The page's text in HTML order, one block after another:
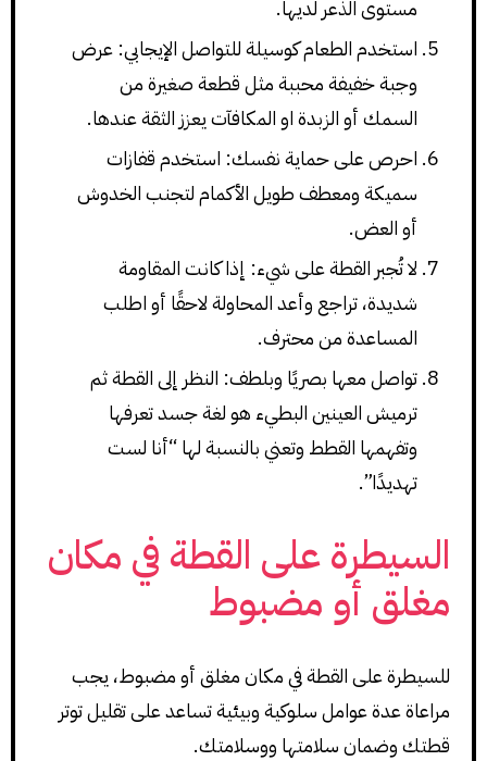
مستوى الذعر لديها.
استخدم الطعام كوسيلة للتواصل الإيجابي: عرض
وجبة خفيفة محببة مثل قطعة صغيرة من
السمك أو الزبدة او المكافآت يعزز الثقة عندها.
احرص على حماية نفسك: استخدم قفازات
سميكة ومعطف طويل الأكمام لتجنب الخدوش
أو العض.
لا تُجبر القطة على شيء: إذا كانت المقاومة
شديدة، تراجع وأعد المحاولة لاحقًا أو اطلب
المساعدة من محترف.
تواصل معها بصريًا وبلطف: النظر إلى القطة ثم
ترميش العينين البطيء هو لغة جسد تعرفها
وتفهمها القطط وتعني بالنسبة لها “أنا لست
تهديدًا”.
السيطرة على القطة في مكان
مغلق أو مضبوط
للسيطرة على القطة في مكان مغلق أو مضبوط، يجب
مراعاة عدة عوامل سلوكية وبيئية تساعد على تقليل توتر
قطتك وضمان سلامتها ووسلامتك.